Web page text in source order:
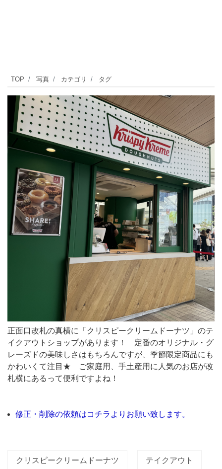
正
面
口
改
札
の
真
横
に
「ク
リ
ー
ム
ド
ー
ナ
の
テ
TOP 写真 カテゴリ タグ
正面口改札の真横に「クリスピークリームドーナツ」のテ
イクアウトショップがあります！ 定番のオリジナル・グ
レーズドの美味しさはもちろんですが、季節限定商品にも
かわいくて注目★ ご家庭用、手土産用に人気のお店が改
札横にあるって便利ですよね！
修正・削除の依頼はコチラよりお願い致します。
クリスピークリームドーナツ テイクアウト